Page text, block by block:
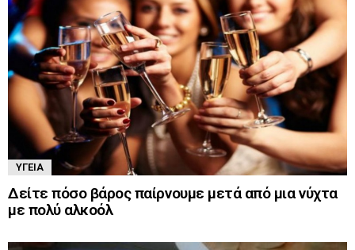
ΥΓΕΊΑ
Δείτε πόσο βάρος παίρνουμε μετά από μια νύχτα
με πολύ αλκοόλ